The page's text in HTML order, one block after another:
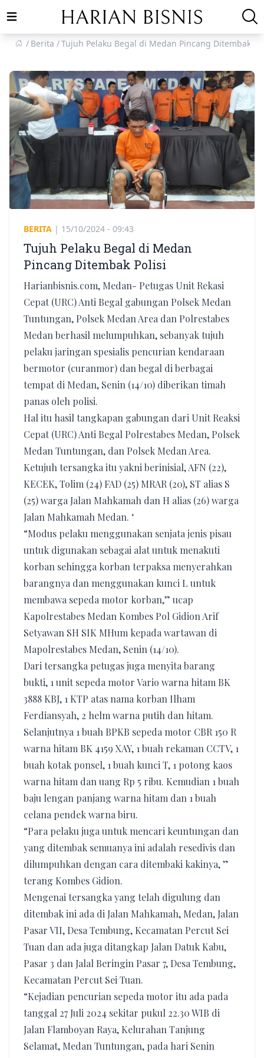
Open main menu
Berita
Tujuh Pelaku Begal di Medan Pincang Ditembak
BERITA | 15/10/2024 - 09:43
Tujuh Pelaku Begal di Medan
Pincang Ditembak Polisi
Harianbisnis.com, Medan- Petugas Unit Rekasi
Cepat (URC) Anti Begal gabungan Polsek Medan
Tuntungan, Polsek Medan Area dan Polrestabes
Medan berhasil melumpuhkan, sebanyak tujuh
pelaku jaringan spesialis pencurian kendaraan
bermotor (curanmor) dan begal di berbagai
tempat di Medan, Senin (14/10) diberikan timah
panas oleh polisi.
Hal itu hasil tangkapan gabungan dari Unit Reaksi
Cepat (URC) Anti Begal Polrestabes Medan, Polsek
Medan Tuntungan, dan Polsek Medan Area.
Ketujuh tersangka itu yakni berinisial, AFN (22),
KECEK, Tolim (24) FAD (25) MRAR (20), ST alias S
(25) warga Jalan Mahkamah dan H alias (26) warga
Jalan Mahkamah Medan. ‘
“Modus pelaku menggunakan senjata jenis pisau
untuk digunakan sebagai alat untuk menakuti
korban sehingga korban terpaksa menyerahkan
barangnya dan menggunakan kunci L untuk
membawa sepeda motor korban,” ucap
Kapolrestabes Medan Kombes Pol Gidion Arif
Setyawan SH SIK MHum kepada wartawan di
Mapolrestabes Medan, Senin (14/10).
Dari tersangka petugas juga menyita barang
bukti, 1 unit sepeda motor Vario warna hitam BK
3888 KBJ, 1 KTP atas nama korban Ilham
Ferdiansyah, 2 helm warna putih dan hitam.
Selanjutnya 1 buah BPKB sepeda motor CBR 150 R
warna hitam BK 4159 XAY, 1 buah rekaman CCTV, 1
buah kotak ponsel, 1 buah kunci T, 1 potong kaos
warna hitam dan uang Rp 5 ribu. Kemudian 1 buah
baju lengan panjang warna hitam dan 1 buah
celana pendek warna biru.
“Para pelaku juga untuk mencari keuntungan dan
yang ditembak semuanya ini adalah resedivis dan
dilumpuhkan dengan cara ditembaki kakinya, ”
terang Kombes Gidion.
Mengenai tersangka yang telah digulung dan
ditembak ini ada di Jalan Mahkamah, Medan, Jalan
Pasar VII, Desa Tembung, Kecamatan Percut Sei
Tuan dan ada juga ditangkap Jalan Datuk Kabu,
Pasar 3 dan Jalal Beringin Pasar 7, Desa Tembung,
Kecamatan Percut Sei Tuan.
“Kejadian pencurian sepeda motor itu ada pada
tanggal 27 Juli 2024 sekitar pukul 22.30 WIB di
Jalan Flamboyan Raya, Kelurahan Tanjung
Selamat, Medan Tuntungan, pada hari Senin